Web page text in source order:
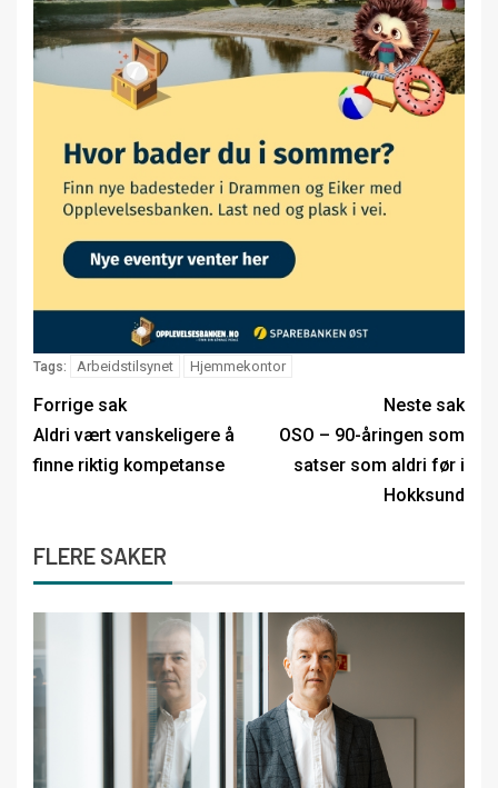
Tags: Arbeidstilsynet Hjemmekontor
Forrige sak
Aldri vært vanskeligere å
finne riktig kompetanse
Neste sak
OSO – 90-åringen som
satser som aldri før i
Hokksund
FLERE SAKER